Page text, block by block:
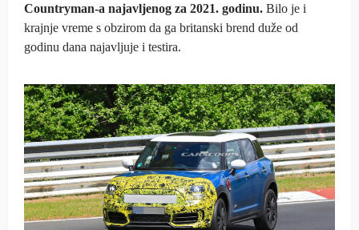
Countryman-a najavljenog za 2021. godinu. Bilo je i
krajnje vreme s obzirom da ga britanski brend duže od
godinu dana najavljuje i testira.